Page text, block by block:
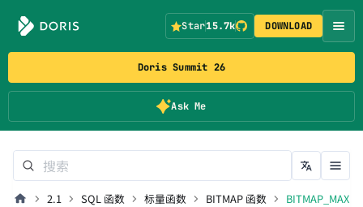
Doris Summit 26
Ask Me
Star15.7k DOWNLOAD
2.1 SQL 函数 标量函数 BITMAP 函数 BITMAP_MAX